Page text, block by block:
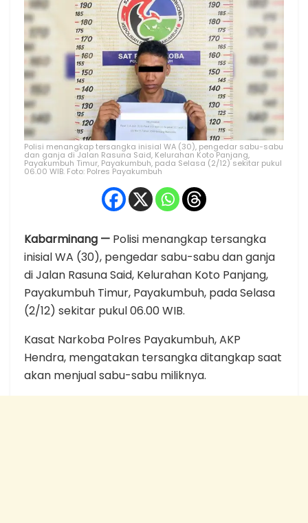
Polisi menangkap tersangka inisial WA (30), pengedar sabu-sabu
dan ganja di Jalan Rasuna Said, Kelurahan Koto Panjang,
Payakumbuh Timur, Payakumbuh, pada Selasa (2/12) sekitar pukul
06.00 WIB. Foto: Polres Payakumbuh
Kabarminang — Polisi menangkap tersangka
inisial WA (30), pengedar sabu-sabu dan ganja
di Jalan Rasuna Said, Kelurahan Koto Panjang,
Payakumbuh Timur, Payakumbuh, pada Selasa
(2/12) sekitar pukul 06.00 WIB.
Kasat Narkoba Polres Payakumbuh, AKP
Hendra, mengatakan tersangka ditangkap saat
akan menjual sabu-sabu miliknya.